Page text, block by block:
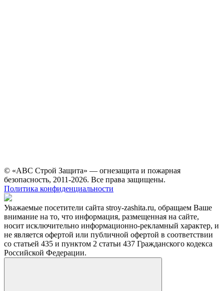
© «АВС Строй Защита» — огнезащита и пожарная
безопасность, 2011-2026. Все права защищены.
Политика конфиденциальности
Уважаемые посетители сайта stroy-zashita.ru, обращаем Ваше
внимание на то, что информация, размещенная на сайте,
носит исключительно информационно-рекламный характер, и
не является офертой или публичной офертой в соответствии
со статьей 435 и пунктом 2 статьи 437 Гражданского кодекса
Российской Федерации.